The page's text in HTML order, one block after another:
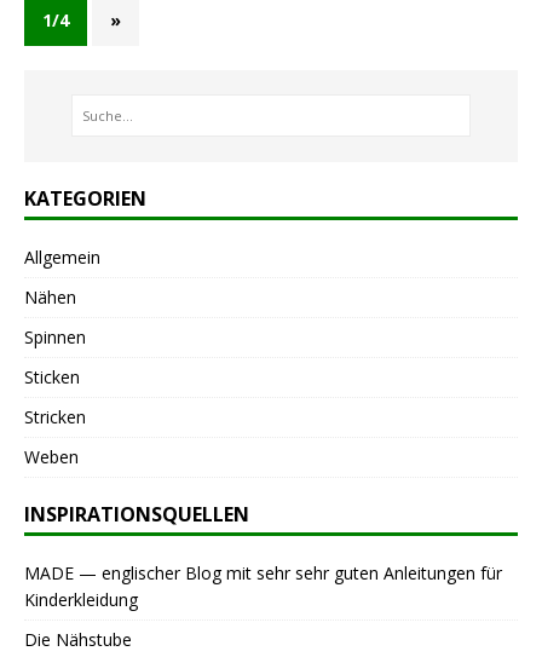
1/4 »
KATEGORIEN
Allgemein
Nähen
Spinnen
Sticken
Stricken
Weben
INSPIRATIONSQUELLEN
MADE — englischer Blog mit sehr sehr guten Anleitungen für
Kinderkleidung
Die Nähstube